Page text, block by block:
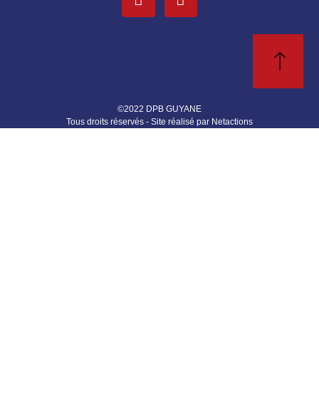
©2022 DPB GUYANE
Tous droits réservés - Site réalisé par Netactions